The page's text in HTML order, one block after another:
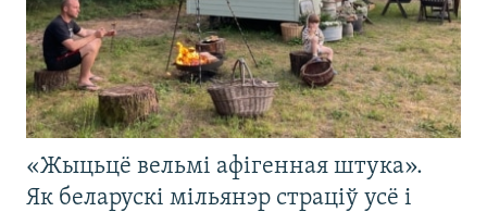
«Жыцьцё вельмі афігенная штука».
Як беларускі мільянэр страціў усё і